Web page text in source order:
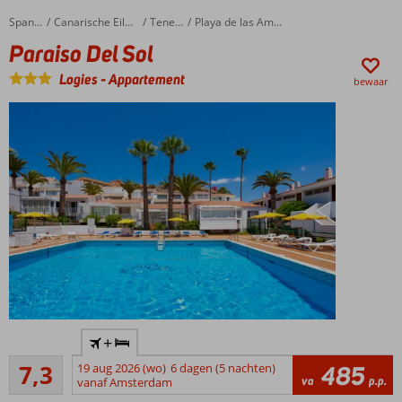
afkoelen
in het
zwembad
Appartementen
aan de zonzijde!
Home Spanje Canarische Eilanden Tenerife Playa de las Americas
Paraiso Del Sol
Paraiso Del Sol
Logies-Appartement bewaar
las
Americas
7,3
Voldoende/goed
262
beoordelingen
+
19 aug 2026 (wo) 6 dagen (5 nachten)
vanaf Amsterdam
va 485 p.p.